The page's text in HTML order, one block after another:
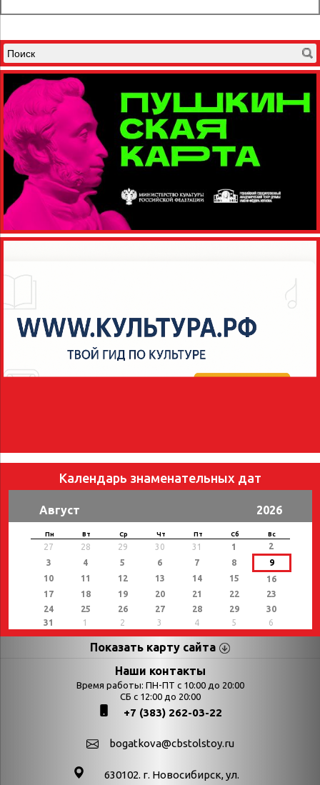
Календарь знаменательных дат
Август 2026
Пн Вт Ср Чт Пт Сб Вс
27 28 29 30 31 1
2
3
4 5 6 7 8
9
10
11 12 13 14 15
16
17
18 19 20 21 22
23
24
25 26 27 28 29
30
31
1 2 3 4 5 6
Показать карту сайта
Страницы Категории
Календарь
Выставки
День в истории
День в истории.
Наши контакты
Время работы: ПН-ПТ с 10:00 до 20:00
СБ с 12:00 до 20:00
+7 (383) 262-03-22
bogatkova@cbstolstoy.ru
630102. г. Новосибирск, ул.